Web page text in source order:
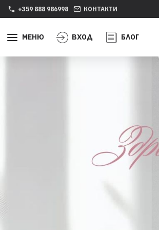
+359 888 986998 КОНТАКТИ
МЕНЮ ВХОД БЛОГ